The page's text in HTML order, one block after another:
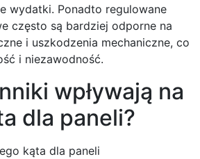
wydatki. Ponadto regulowane
często są bardziej odporne na
i uszkodzenia mechaniczne, co
i niezawodność.
wpływają na
dla paneli?
kąta dla paneli